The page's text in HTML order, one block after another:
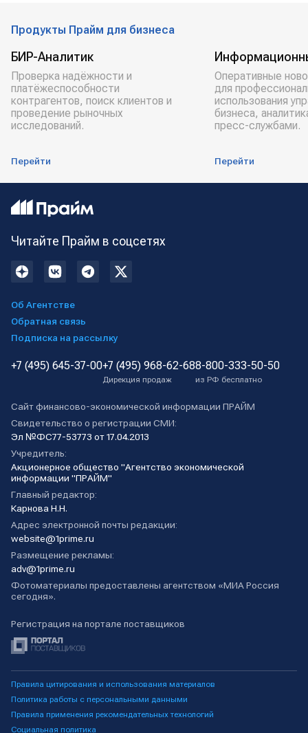
Продукты Прайм для бизнеса
БИР-Аналитик
Проверка надёжности и
платёжеспособности
контрагентов, поиск клиентов и
проведение рыночных
исследований.
Перейти
Оперативные
для
использования
бизнеса,
пресс-службами.
Перейти
Читайте Прайм в соцсетях
Об Агентстве
Обратная связь
Подписка на рассылку
+7 (495) 645-37-00+7 (495) 968-62-68
Дирекция продаж
8-800-333-50-50
из РФ бесплатно
Сайт финансово-экономической информации ПРАЙМ
Свидетельство о регистрации СМИ:
Эл №ФС77-53773 от 17.04.2013
Учредитель:
Акционерное общество "Агентство экономической
информации "ПРАЙМ"
Главный редактор:
Карнова Н.Н.
Адрес электронной почты редакции:
website@1prime.ru
Размещение рекламы:
adv@1prime.ru
Фотоматериалы предоставлены агентством «МИА Россия
сегодня».
Регистрация на портале поставщиков
Правила цитирования и использования материалов
Политика работы с персональными данными
Правила применения рекомендательных технологий
Социальная политика